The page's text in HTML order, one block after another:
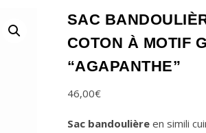
SAC
COTON À MOTIF
“AGAPANTHE”
46,00€
Sac bandoulièreen simili